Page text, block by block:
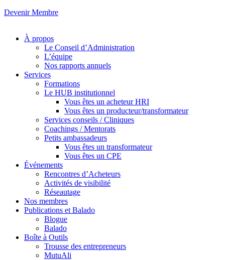
Devenir Membre
À propos
Le Conseil d’Administration
L’équipe
Nos rapports annuels
Services
Formations
Le HUB institutionnel
Vous êtes un acheteur HRI
Vous êtes un producteur/transformateur
Services conseils / Cliniques
Coachings / Mentorats
Petits ambassadeurs
Vous êtes un transformateur
Vous êtes un CPE
Événements
Rencontres d’Acheteurs
Activités de visibilité
Réseautage
Nos membres
Publications et Balado
Blogue
Balado
Boîte à Outils
Trousse des entrepreneurs
MutuAli